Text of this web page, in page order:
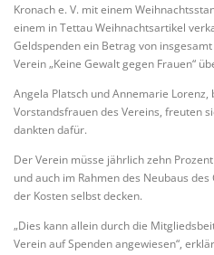
Kronach e. V. mit einem
einem in Tettau Weihnachtsartikel
Geldspenden ein Betrag von
Verein „Keine Gewalt gegen Frauen“
Angela Platsch und Annemarie
Vorstandsfrauen des Vereins, freuten
dankten dafür.
Der Verein müsse jährlich zehn
und auch im Rahmen des Neubaus
der Kosten selbst decken.
„Dies kann allein durch die
Verein auf Spenden angewiesen“,